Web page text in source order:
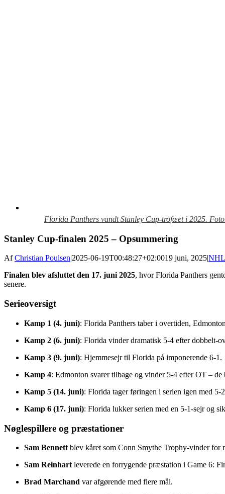
Florida Panthers vandt Stanley Cup-trofæet i 2025.
Stanley Cup-finalen 2025 – Opsummering
AfChristian Poulsen|2025-06-19T00:48:27+02:0019 juni, 2025|NHL
Finalen blev afsluttet den 17. juni 2025, hvor Florida Panthers
senere.
Serieoversigt
Kamp 1 (4. juni): Florida Panthers taber i overtiden,
Kamp 2 (6. juni): Florida vinder dramatisk 5‑4 efter dobbelt-
Kamp 3 (9. juni): Hjemmesejr til Florida på imponerende 6‑1.
Kamp 4: Edmonton svarer tilbage og vinder 5‑4 efter OT –
Kamp 5 (14. juni): Florida tager føringen i serien igen med
Kamp 6 (17. juni): Florida lukker serien med en 5‑1-sejr og
Nøglespillere og præstationer
Sam Bennett blev kåret som Conn Smythe Trophy-vinder for
Sam Reinhart leverede en forrygende præstation i Game 6:
Brad Marchand var afgørende med flere mål.